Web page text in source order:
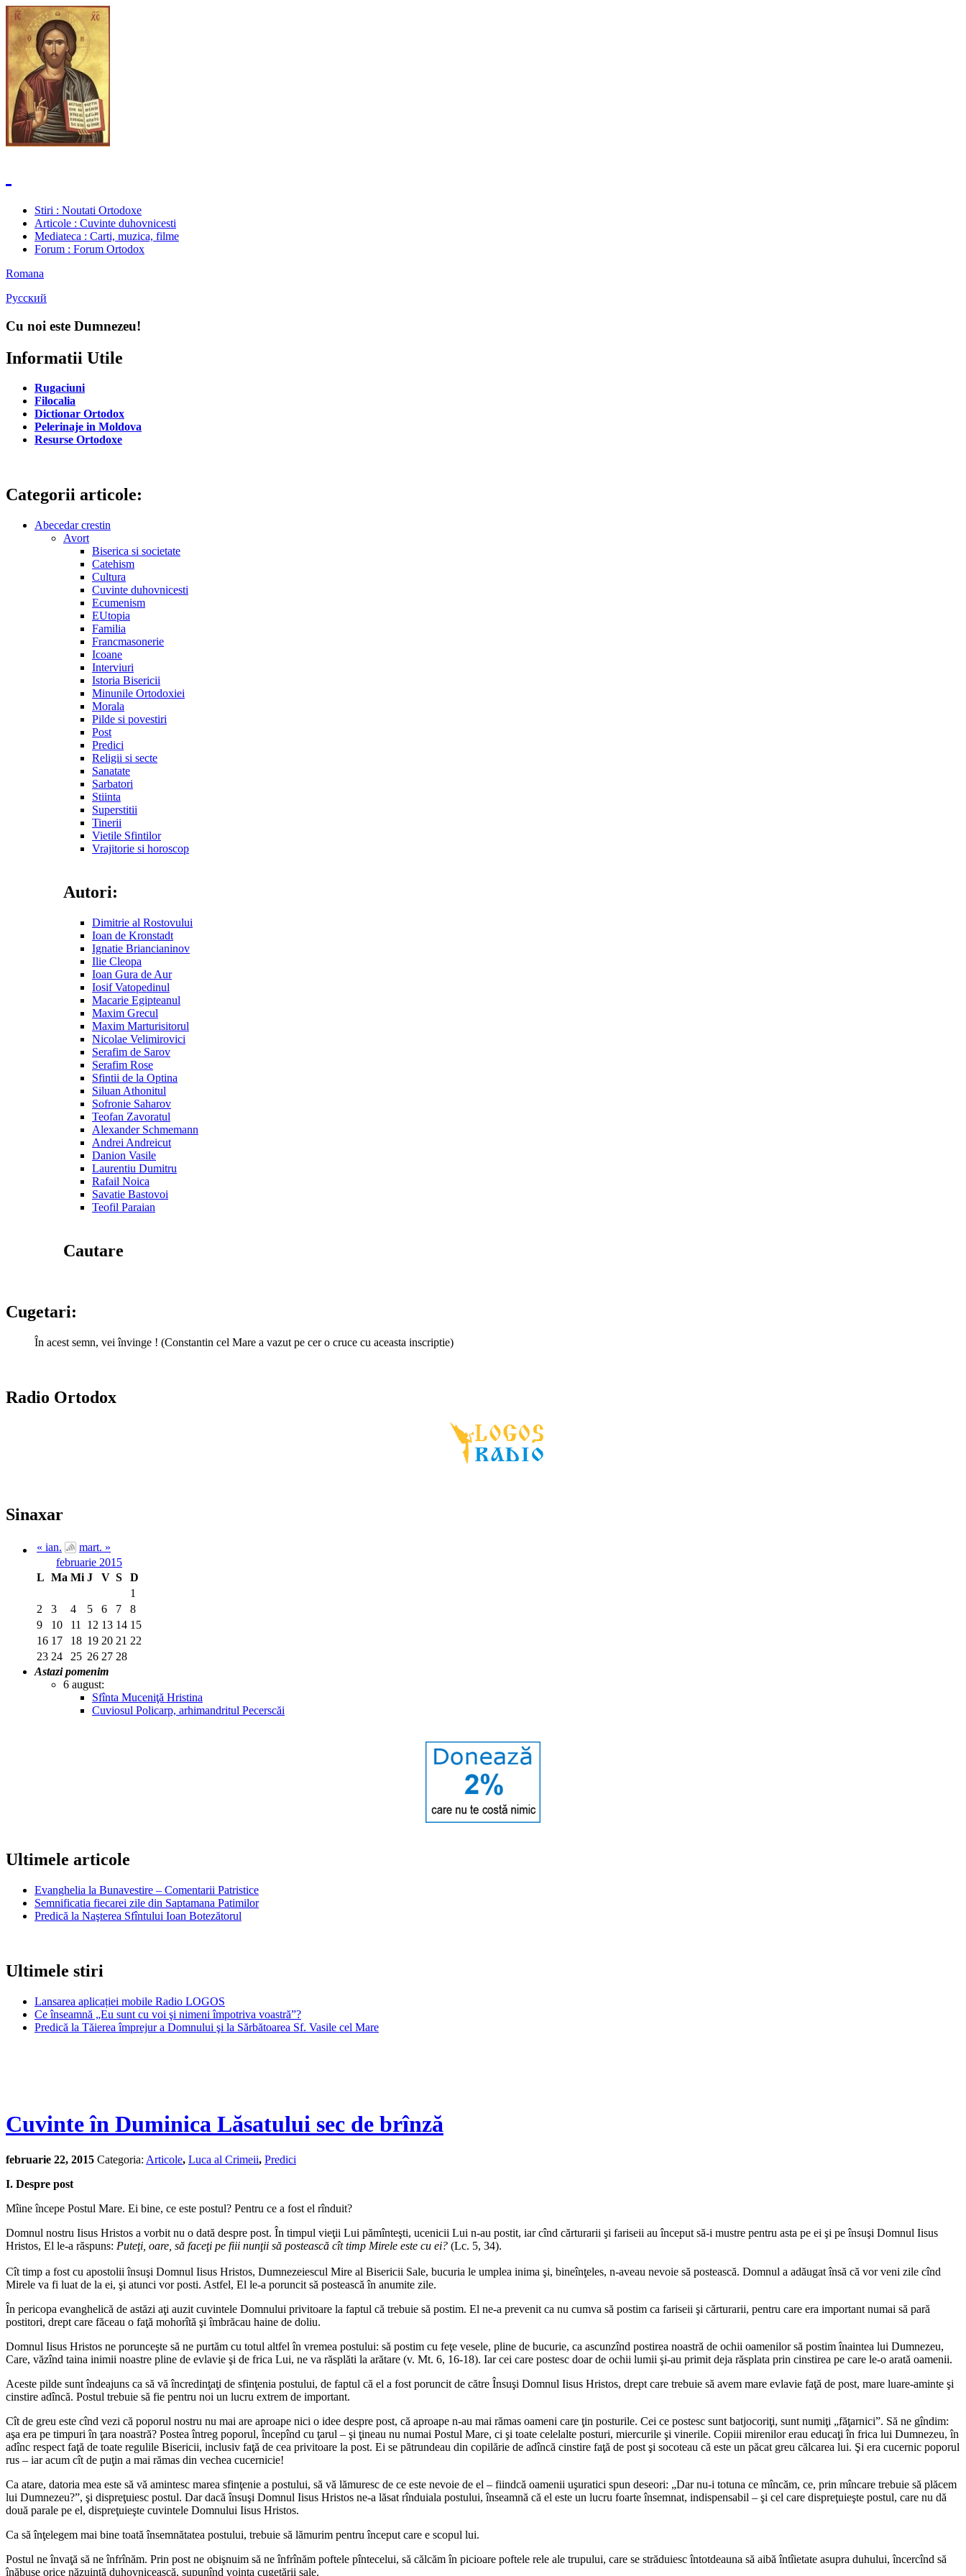
Stiri : Noutati Ortodoxe
Articole : Cuvinte duhovnicesti
Mediateca : Carti, muzica, filme
Forum : Forum Ortodox
Romana
Русский
Cu noi este Dumnezeu!
Informatii Utile
Rugaciuni
Filocalia
Dictionar Ortodox
Pelerinaje in Moldova
Resurse Ortodoxe
Categorii articole:
Abecedar crestin
Avort
Biserica si societate
Catehism
Cultura
Cuvinte duhovnicesti
Ecumenism
EUtopia
Familia
Francmasonerie
Icoane
Interviuri
Istoria Bisericii
Minunile Ortodoxiei
Morala
Pilde si povestiri
Post
Predici
Religii si secte
Sanatate
Sarbatori
Stiinta
Superstitii
Tinerii
Vietile Sfintilor
Vrajitorie si horoscop
Autori:
Dimitrie al Rostovului
Ioan de Kronstadt
Ignatie Briancianinov
Ilie Cleopa
Ioan Gura de Aur
Iosif Vatopedinul
Macarie Egipteanul
Maxim Grecul
Maxim Marturisitorul
Nicolae Velimirovici
Serafim de Sarov
Serafim Rose
Sfintii de la Optina
Siluan Athonitul
Sofronie Saharov
Teofan Zavoratul
Alexander Schmemann
Andrei Andreicut
Danion Vasile
Laurentiu Dumitru
Rafail Noica
Savatie Bastovoi
Teofil Paraian
Cautare
Cugetari:
În acest semn, vei învinge ! (Constantin cel Mare a vazut pe cer o cruce cu aceasta inscriptie)
Radio Ortodox
Sinaxar
« ian.
mart. »
februarie 2015
L Ma Mi J V S
D
1
2
3 4 5 6 7
8
9
10 11 12 13 14 15
16 17 18 19 20 21 22
23 24 25 26 27 28
Astazi pomenim
6 august:
Sfînta Muceniţă Hristina
Cuviosul Policarp, arhimandritul Pecerscăi
Ultimele articole
Evanghelia la Bunavestire – Comentarii Patristice
Semnificatia fiecarei zile din Saptamana Patimilor
Predică la Naşterea Sfîntului Ioan Botezătorul
Ultimele stiri
Lansarea aplicației mobile Radio LOGOS
Ce înseamnă „Eu sunt cu voi şi nimeni împotriva voastră”?
Predică la Tăierea împrejur a Domnului şi la Sărbătoarea Sf. Vasile cel Mare
Cuvinte în Duminica Lăsatului sec de brînză
februarie 22, 2015 Categoria: Articole, Luca al Crimeii, Predici
I. Despre post
Mîine începe Postul Mare. Ei bine, ce este postul? Pentru ce a fost el rînduit?
Domnul nostru Iisus Hristos a vorbit nu o dată despre post. În timpul vieţii Lui pămînteşti, ucenicii Lui n-au postit, iar cînd cărturarii şi fariseii au început să-i mustre pentru asta pe ei şi pe însuşi Domnul Iisus
Hristos, El le-a răspuns: Puteţi, oare, să faceţi pe fiii nunţii să postească cît timp Mirele este cu ei? (Lc. 5, 34).
Cît timp a fost cu apostolii însuşi Domnul Iisus Hristos, Dumnezeiescul Mire al Bisericii Sale, bucuria le umplea inima şi, bineînţeles, n-aveau nevoie să postească. Domnul a adăugat însă că vor veni zile cînd
Mirele va fi luat de la ei, şi atunci vor posti. Astfel, El le-a poruncit să postească în anumite zile.
În pericopa evanghelică de astăzi aţi auzit cuvintele Domnului privitoare la faptul că trebuie să postim. El ne-a prevenit ca nu cumva să postim ca fariseii şi cărturarii, pentru care era important numai să pară
postitori, drept care făceau o faţă mohorîtă şi îmbrăcau haine de doliu.
Domnul Iisus Hristos ne porunceşte să ne purtăm cu totul altfel în vremea postului: să postim cu feţe vesele, pline de bucurie, ca ascunzînd postirea noastră de ochii oamenilor să postim înaintea lui Dumnezeu,
Care, văzînd taina inimii noastre pline de evlavie şi de frica Lui, ne va răsplăti la arătare (v. Mt. 6, 16-18). Iar cei care postesc doar de ochii lumii şi-au primit deja răsplata prin cinstirea pe care le-o arată oamenii.
Aceste pilde sunt îndeajuns ca să vă încredinţaţi de sfinţenia postului, de faptul că el a fost poruncit de către Însuşi Domnul Iisus Hristos, drept care trebuie să avem mare evlavie faţă de post, mare luare-aminte şi
cinstire adîncă. Postul trebuie să fie pentru noi un lucru extrem de important.
Cît de greu este cînd vezi că poporul nostru nu mai are aproape nici o idee despre post, că aproape n-au mai rămas oameni care ţin posturile. Cei ce postesc sunt batjocoriţi, sunt numiţi „făţarnici”. Să ne gîndim:
aşa era pe timpuri în ţara noastră? Postea întreg poporul, începînd cu ţarul – şi ţineau nu numai Postul Mare, ci şi toate celelalte posturi, miercurile şi vinerile. Copiii mirenilor erau educaţi în frica lui Dumnezeu, în
adînc respect faţă de toate regulile Bisericii, inclusiv faţă de cea privitoare la post. Ei se pătrundeau din copilărie de adîncă cinstire faţă de post şi socoteau că este un păcat greu călcarea lui. Şi era cucernic poporul
rus – iar acum cît de puţin a mai rămas din vechea cucernicie!
Ca atare, datoria mea este să vă amintesc marea sfinţenie a postului, să vă lămuresc de ce este nevoie de el – fiindcă oamenii uşuratici spun deseori: „Dar nu-i totuna ce mîncăm, ce, prin mîncare trebuie să plăcem
lui Dumnezeu?”, şi dispreţuiesc postul. Dar dacă însuşi Domnul Iisus Hristos ne-a lăsat rînduiala postului, înseamnă că el este un lucru foarte însemnat, indispensabil – şi cel care dispreţuieşte postul, care nu dă
două parale pe el, dispreţuieşte cuvintele Domnului Iisus Hristos.
Ca să înţelegem mai bine toată însemnătatea postului, trebuie să lămurim pentru început care e scopul lui.
Postul ne învaţă să ne înfrînăm. Prin post ne obişnuim să ne înfrînăm poftele pîntecelui, să călcăm în picioare poftele rele ale trupului, care se străduiesc întotdeauna să aibă întîietate asupra duhului, încercînd să
înăbuşe orice năzuinţă duhovnicească, supunînd voinţa cugetării sale.